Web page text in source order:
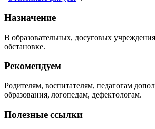
Назначение
В образовательных, досуговых
обстановке.
Рекомендуем
Родителям, воспитателям, педагогам
образования, логопедам, дефектологам.
Полезные ссылки